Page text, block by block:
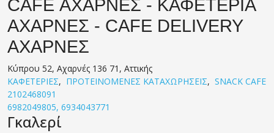
CAFE ΑΧΑΡΝΕΣ - ΚΑΦΕΤΕΡΙΑ
ΑΧΑΡΝΕΣ - CAFE DELIVERY
ΑΧΑΡΝΕΣ
Κύπρου 52, Αχαρνές 136 71, Αττικής
ΚΑΦΕΤΕΡΙΕΣ, ΠΡΟΤΕΙΝΟΜΕΝΕΣ ΚΑΤΑΧΩΡΗΣΕΙΣ, SNACK CAFE
2102468091
6982049805, 6934043771
Γκαλερί